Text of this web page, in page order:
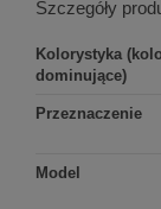
Szczegóły
Kolorystyka
dominujące)
Przeznaczenie
Model